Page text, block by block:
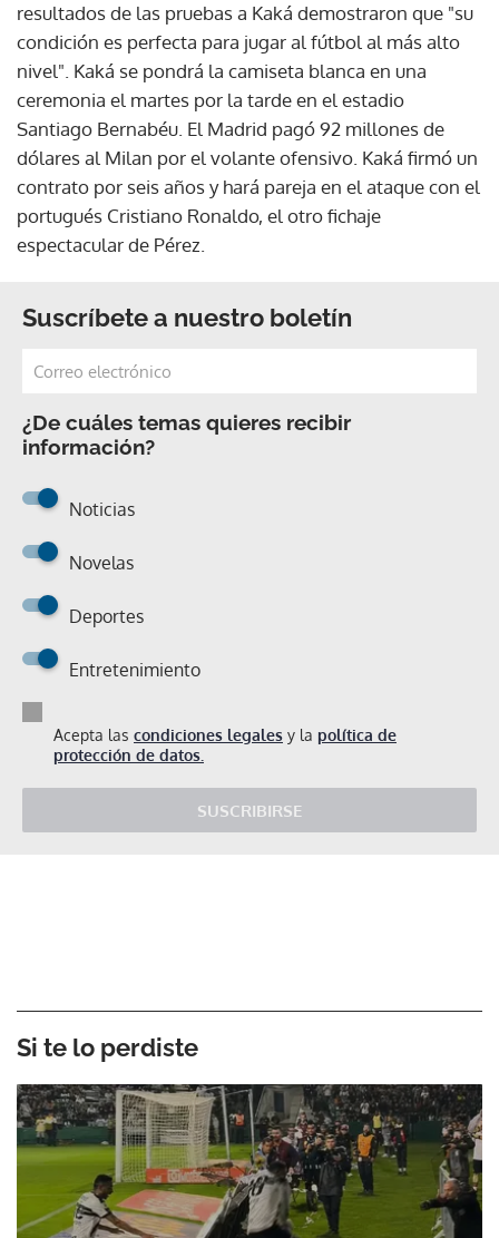
resultados de las pruebas a Kaká demostraron que "su
condición es perfecta para jugar al fútbol al más alto
nivel". Kaká se pondrá la camiseta blanca en una
ceremonia el martes por la tarde en el estadio
Santiago Bernabéu. El Madrid pagó 92 millones de
dólares al Milan por el volante ofensivo. Kaká firmó un
contrato por seis años y hará pareja en el ataque con el
portugués Cristiano Ronaldo, el otro fichaje
espectacular de Pérez.
Suscríbete a nuestro boletín
¿De cuáles temas quieres recibir
información?
Noticias
Novelas
Deportes
Entretenimiento
Acepta las condiciones legales y la política de
protección de datos.
SUSCRIBIRSE
Si te lo perdiste